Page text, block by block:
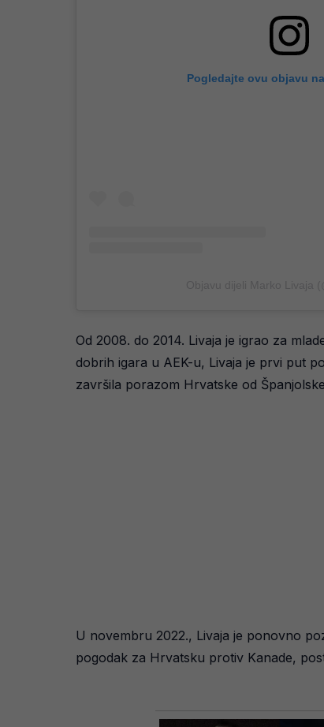
Pogledajte ovu objavu
Od 2008. do 2014. Livaja je igrao za
dobrih igara u AEK-u, Livaja je prvi put
završila porazom Hrvatske od
U novembru 2022., Livaja je ponovno
pogodak za Hrvatsku protiv Kanade,